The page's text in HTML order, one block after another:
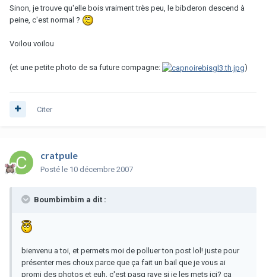
Sinon, je trouve qu'elle bois vraiment très peu, le bibderon descend à
peine, c'est normal ?
Voilou voilou
(et une petite photo de sa future compagne: )
Citer
cratpule
Posté le 10 décembre 2007
Boumbimbim a dit :
bienvenu a toi, et permets moi de polluer ton post lol! juste pour
présenter mes choux parce que ça fait un bail que je vous ai
promi des photos et euh, ç'est pasg rave si je les mets ici? ça